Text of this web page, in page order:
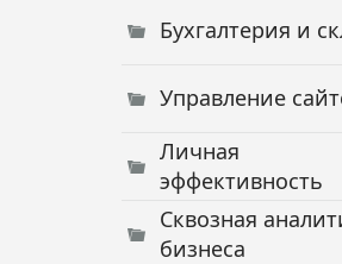
Бухгалтерия и
Управление
Личная
эффективность
Сквозная
бизнеса